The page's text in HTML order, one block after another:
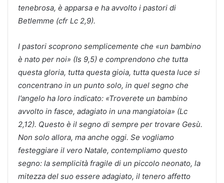
tenebrosa, è apparsa e ha avvolto i pastori di
Betlemme (cfr Lc 2,9).
I pastori scoprono semplicemente che «un bambino
è nato per noi» (Is 9,5) e comprendono che tutta
questa gloria, tutta questa gioia, tutta questa luce si
concentrano in un punto solo, in quel segno che
l’angelo ha loro indicato: «Troverete un bambino
avvolto in fasce, adagiato in una mangiatoia» (Lc
2,12). Questo è il segno di sempre per trovare Gesù.
Non solo allora, ma anche oggi. Se vogliamo
festeggiare il vero Natale, contempliamo questo
segno: la semplicità fragile di un piccolo neonato, la
mitezza del suo essere adagiato, il tenero affetto